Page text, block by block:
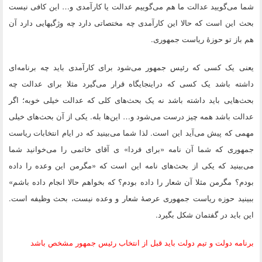
شما می‌گویید عدالت ما هم می‌گوییم عدالت یا کارآمدی و… این کافی نیست
بحث این است که حالا این کارآمدی چه مختصاتی دارد چه وژگیهایی دارد آن
هم باز تو حوزهٔ ریاست جمهوری.
یعنی یک کسی که رئیس جمهور می‌شود برای کارآمدی باید چه برنامه‌ای
داشته باشد یک کسی که دراینجایگاه قرار می‌گیرد مثلا برای عدالت چه
بحث‌هایی باید داشته باشد نه یک بحث‌های کلی که عدالت خیلی خوبه؛ اگر
عدالت باشد همه چیز درست می‌شود و… این‌ها بله. یکی از آن بحث‌های خیلی
مهمی که پیش می‌آید این است. لذا شما می‌بینید که در ایام انتخابات ریاست
جمهوری که شما آن نامه «برای فردا» ی آقای خاتمی را می‌خوانید شما
می‌بینید که یکی از بحث‌های نامه این است که «مگرمن این وعده را داده
بودم؟ مگرمن مثلا آن شعار را داده بودم؟ که بخواهم حالا انجام داده باشم»
ببینید حوزه ریاست جمهوری عرصهٔ شعار و وعده نیست، بحث وظیفه است.
این باید در گفتمان شکل بگیرد.
برنامه دولت و تیم دولت باید قبل از انتخاب رئیس جمهور مشخص باشد